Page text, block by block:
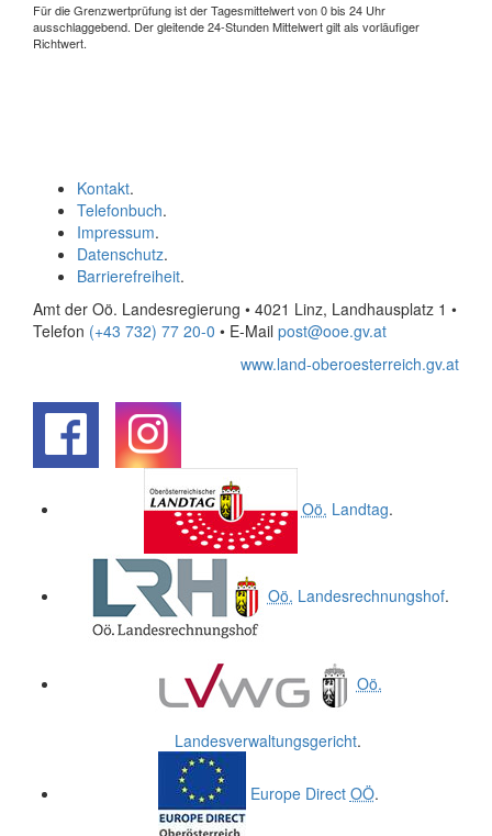
Für die Grenzwertprüfung ist der Tagesmittelwert von 0 bis 24 Uhr
ausschlaggebend. Der gleitende 24-Stunden Mittelwert gilt als vorläufiger
Richtwert.
Kontakt.
Telefonbuch.
Impressum.
Datenschutz.
Barrierefreiheit.
Amt der Oö. Landesregierung • 4021 Linz, Landhausplatz 1 •
Telefon (+43 732) 77 20-0 • E-Mail post@ooe.gv.at
www.land-oberoesterreich.gv.at
Oö. Landtag.
Oö. Landesrechnungshof.
Oö.
Landesverwaltungsgericht.
Europe Direct OÖ.